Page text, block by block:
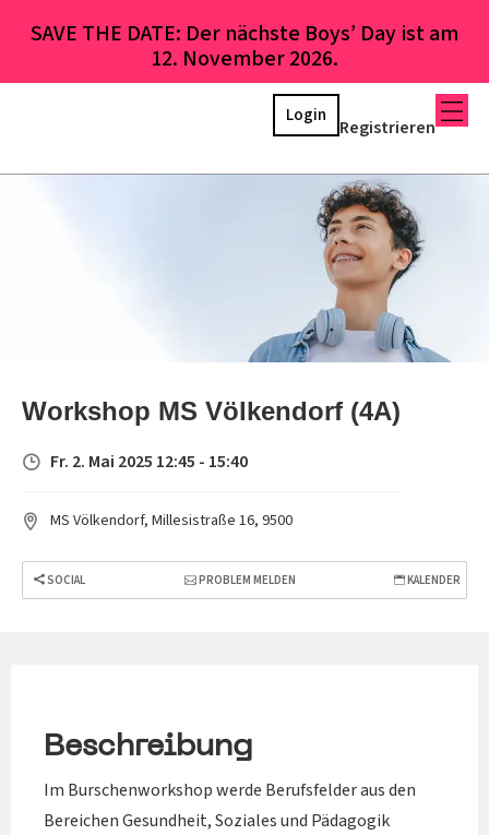
SAVE THE DATE: Der nächste Boys’ Day ist am
12. November 2026.
Registrieren
Login
Workshop MS Völkendorf (4A)
Fr. 2. Mai 2025 12:45 - 15:40
MS Völkendorf, Millesistraße 16, 9500
SOCIAL PROBLEM MELDEN KALENDER
Beschreibung
Im Burschenworkshop werde Berufsfelder aus den
Bereichen Gesundheit, Soziales und Pädagogik